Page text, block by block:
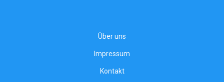
Über uns
Impressum
Kontakt